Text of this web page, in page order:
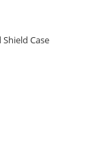
Shield Case